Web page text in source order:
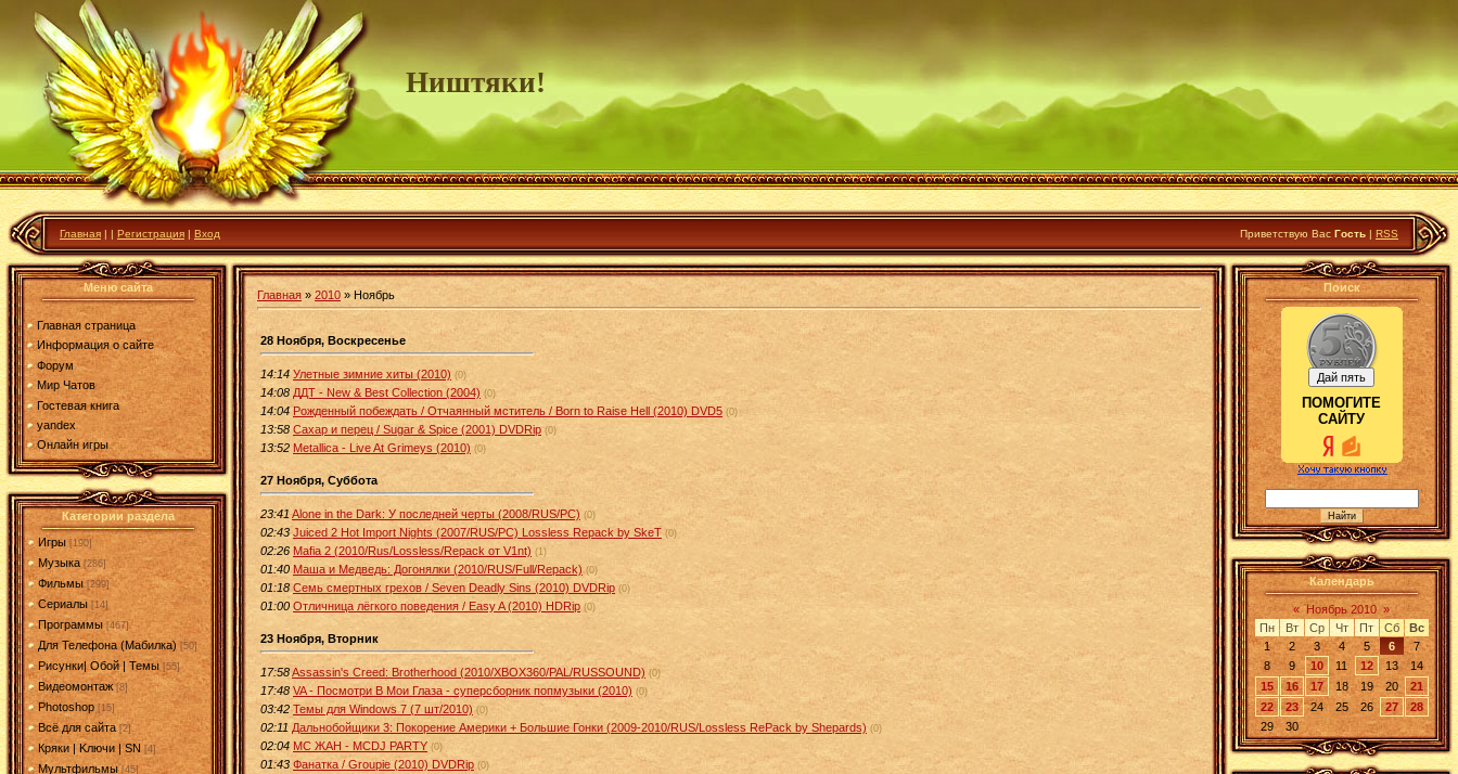
Ништяки!
Главная | | Регистрация | Вход Приветствую Вас Гость | RSS
Меню сайта
Главная страница
Информация о сайте
Форум
Мир Чатов
Гостевая книга
yandex
Онлайн игры
Категории раздела
Игры [190]
Музыка [286]
Фильмы [299]
Сериалы [14]
Программы [467]
Для Телефона (Мабилка) [50]
Рисунки| Обой | Темы [55]
Видеомонтаж [8]
Photoshop [15]
Всё для сайта [2]
Кряки | Kлючи | SN [4]
Мультфильмы [45]
Главная » 2010 » Ноябрь
28 Ноября, Воскресенье
14:14 Улетные зимние хиты (2010) (0)
14:08 ДДТ - New & Best Collection (2004) (0)
14:04 Рожденный побеждать / Отчаянный мститель / Born to Raise Hell (2010) DVD5 (0)
13:58 Сахар и перец / Sugar & Spice (2001) DVDRip (0)
13:52 Metallica - Live At Grimeys (2010) (0)
27 Ноября, Суббота
23:41 Alone in the Dark: У последней черты (2008/RUS/PC) (0)
02:43 Juiced 2 Hot Import Nights (2007/RUS/PC) Lossless Repack by SkeT (0)
02:26 Mafia 2 (2010/Rus/Lossless/Repack от V1nt) (1)
01:40 Маша и Медведь: Догонялки (2010/RUS/Full/Repack) (0)
01:18 Семь смертных грехов / Seven Deadly Sins (2010) DVDRip (0)
01:00 Отличница лёгкого поведения / Easy A (2010) HDRip (0)
23 Ноября, Вторник
17:58Assassin's Creed: Brotherhood (2010/XBOX360/PAL/RUSSOUND) (0)
17:48 VA - Посмотри В Мои Глаза - суперсборник попмузыки (2010) (0)
03:42 Темы для Windows 7 (7 шт/2010) (0)
02:11 Дальнобойщики 3: Покорение Америки + Большие Гонки (2009-2010/RUS/Lossless RePack by Shepards) (0)
02:04 MC ЖАН - MCDJ PARTY (0)
01:43 Фанатка / Groupie (2010) DVDRip (0)
Поиск
ПОМОГИТЕ
САЙТУ
Календарь
« Ноябрь 2010 »
Пн
Вт Ср Чт Пт Сб
Вс
1
2 3 4 5 6
7
8
9 10 11 12 13
14
15
16 17 18 19 20
21
22
23 24 25 26 27
28
29
30